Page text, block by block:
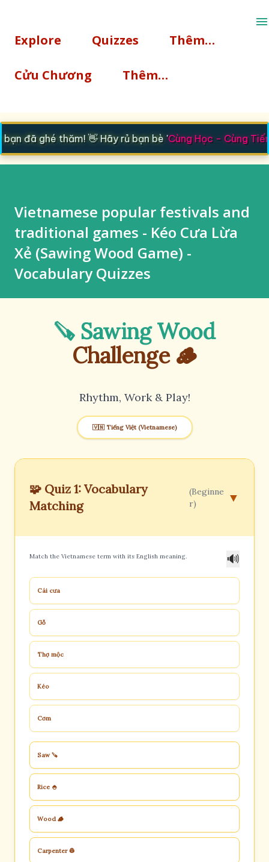
Explore Quizzes Thêm…
Cửu Chương Thêm…
đã ghé thăm! 👋 Hãy rủ bạn bè 'Cùng Học - Cùng Tiến'
Vietnamese popular festivals and
traditional games - Kéo Cưa Lừa
Xẻ (Sawing Wood Game) -
Vocabulary Quizzes
🪚 Sawing Wood
Challenge 🪵
Rhythm, Work & Play!
🇻🇳 Tiếng Việt (Vietnamese)
🧩 Quiz 1: Vocabulary
Matching
(Beginne
r)
▼
Match the Vietnamese term with its English meaning. 🔊
Cái cưa
Gỗ
Thợ mộc
Kéo
Cơm
Saw 🪚
Rice 🍚
Wood 🪵
Carpenter 👷